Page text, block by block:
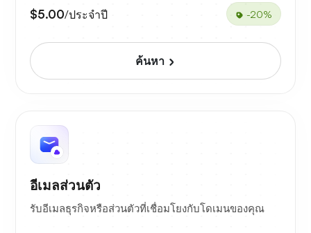
$5.00/ประจำปี -20%
ค้นหา
อีเมลส่วนตัว
รับอีเมลธุรกิจหรือส่วนตัวที่เชื่อมโยงกับโดเมนของคุณ